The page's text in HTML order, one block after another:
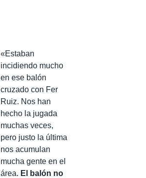
«Estaban
incidiendo mucho
en ese balón
cruzado con Fer
Ruiz. Nos han
hecho la jugada
muchas veces,
pero justo la última
nos acumulan
mucha gente en el
área. El balón no